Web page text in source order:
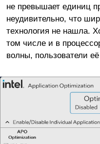
не превышает единиц
неудивительно, что
технология не нашла.
том числе и в
волны, пользователи